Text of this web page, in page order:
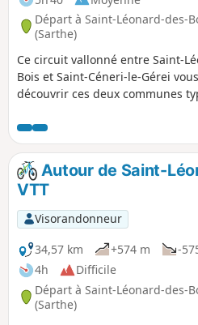
Départ à Saint-Léonard-des-
(Sarthe)
Ce circuit vallonné entre Saint-
Bois et Saint-Céneri-le-Gérei
découvrir ces deux communes
des lieux uniques en leurs genres.
Autour de Saint-
VTT
Visorandonneur
34,57 km
+574 m
-
4h
Difficile
Départ à Saint-Léonard-des-
(Sarthe)